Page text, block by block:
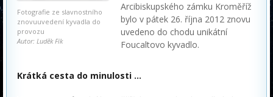
Fotografie ze slavnostního
znovuuvedení kyvadla do
provozu
Autor: Luděk Fík
Arcibiskupského zámku Kroměříž
bylo v pátek 26. října 2012 znovu
uvedeno do chodu unikátní
Foucaltovo kyvadlo.
Krátká cesta do minulosti …